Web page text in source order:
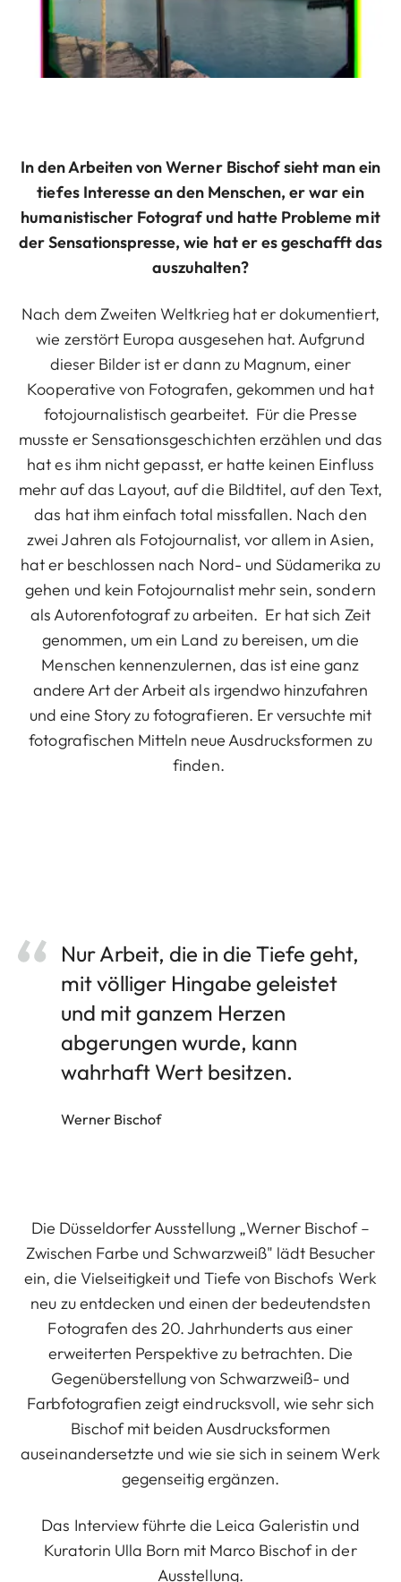
In den Arbeiten von Werner Bischof sieht man ein
tiefes Interesse an den Menschen, er war ein
humanistischer Fotograf und hatte Probleme mit
der Sensationspresse, wie hat er es geschafft das
auszuhalten?
Nach dem Zweiten Weltkrieg hat er dokumentiert,
wie zerstört Europa ausgesehen hat. Aufgrund
dieser Bilder ist er dann zu Magnum, einer
Kooperative von Fotografen, gekommen und hat
fotojournalistisch gearbeitet. Für die Presse
musste er Sensationsgeschichten erzählen und das
hat es ihm nicht gepasst, er hatte keinen Einfluss
mehr auf das Layout, auf die Bildtitel, auf den Text,
das hat ihm einfach total missfallen. Nach den
zwei Jahren als Fotojournalist, vor allem in Asien,
hat er beschlossen nach Nord- und Südamerika zu
gehen und kein Fotojournalist mehr sein, sondern
als Autorenfotograf zu arbeiten. Er hat sich Zeit
genommen, um ein Land zu bereisen, um die
Menschen kennenzulernen, das ist eine ganz
andere Art der Arbeit als irgendwo hinzufahren
und eine Story zu fotografieren. Er versuchte mit
fotografischen Mitteln neue Ausdrucksformen zu
finden.
Nur Arbeit, die in die Tiefe geht,
mit völliger Hingabe geleistet
und mit ganzem Herzen
abgerungen wurde, kann
wahrhaft Wert besitzen.
Werner Bischof
Die Düsseldorfer Ausstellung „Werner Bischof –
Zwischen Farbe und Schwarzweiß" lädt Besucher
ein, die Vielseitigkeit und Tiefe von Bischofs Werk
neu zu entdecken und einen der bedeutendsten
Fotografen des 20. Jahrhunderts aus einer
erweiterten Perspektive zu betrachten. Die
Gegenüberstellung von Schwarzweiß- und
Farbfotografien zeigt eindrucksvoll, wie sehr sich
Bischof mit beiden Ausdrucksformen
auseinandersetzte und wie sie sich in seinem Werk
gegenseitig ergänzen.
Das Interview führte die Leica Galeristin und
Kuratorin Ulla Born mit Marco Bischof in der
Ausstellung.